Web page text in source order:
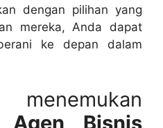
dengan pilihan yang
mereka, Anda dapat
ke depan dalam
Agen Bisnis